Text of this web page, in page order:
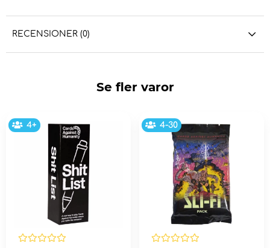
RECENSIONER (0)
Se fler varor
4+ 4-30